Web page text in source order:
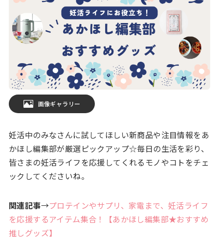
画像ギャラリー
妊活中のみなさんに試してほしい新商品や注目情報をあ
かほし編集部が厳選ピックアップ☆毎日の生活を彩り、
皆さまの妊活ライフを応援してくれるモノやコトをチェ
ックしてくださいね。
関連記事→プロテインやサプリ、家電まで、妊活ライフ
を応援するアイテム集合！【あかほし編集部★おすすめ
推しグッズ】